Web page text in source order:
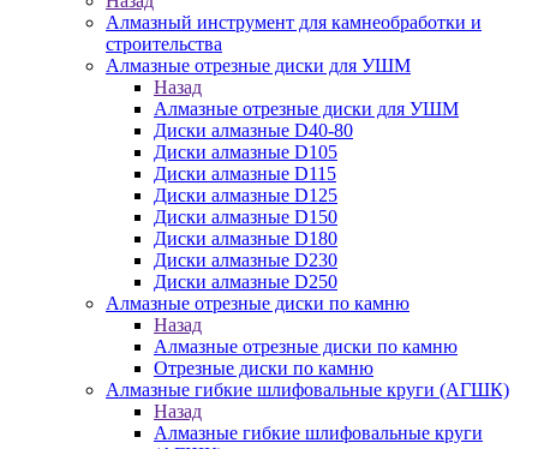
Алмазный инструмент для камнеобработки и
строительства
Алмазные отрезные диски для УШМ
Назад
Алмазные отрезные диски для УШМ
Диски алмазные D40-80
Диски алмазные D105
Диски алмазные D115
Диски алмазные D125
Диски алмазные D150
Диски алмазные D180
Диски алмазные D230
Диски алмазные D250
Алмазные отрезные диски по камню
Назад
Алмазные отрезные диски по камню
Отрезные диски по камню
Алмазные гибкие шлифовальные круги (АГШК)
Назад
Алмазные гибкие шлифовальные круги